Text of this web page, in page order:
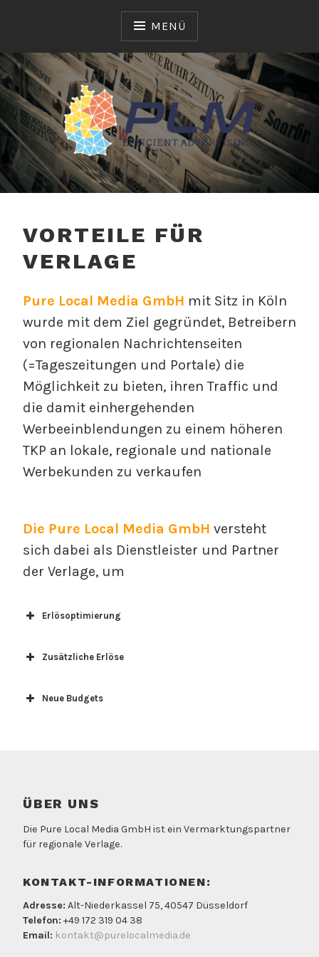
MENÜ
PURE LOCAL MEDIA –
ADVERTISING
VORTEILE FÜR
VERLAGE
Pure Local Media GmbH mit Sitz in Köln
wurde mit dem Ziel gegründet, Betreibern
von regionalen Nachrichtenseiten
(=Tageszeitungen und Portale) die
Möglichkeit zu bieten, ihren Traffic und
die damit einhergehenden
Werbeeinblendungen zu einem höheren
TKP an lokale, regionale und nationale
Werbekunden zu verkaufen
Die Pure Local Media GmbH versteht
sich dabei als Dienstleister und Partner
der Verlage, um
Erlösoptimierung
Zusätzliche Erlöse
Neue Budgets
ÜBER UNS
Die Pure Local Media GmbH ist ein Vermarktungspartner
für regionale Verlage.
KONTAKT-INFORMATIONEN:
Adresse: Alt-Niederkassel 75, 40547 Düsseldorf
Telefon: +49 172 319 04 38
Email: kontakt@purelocalmedia.de